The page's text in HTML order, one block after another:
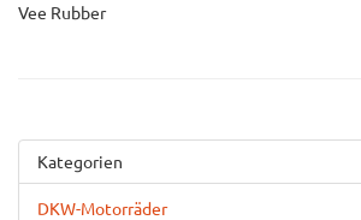
Vee Rubber
Kategorien
DKW-Motorräder